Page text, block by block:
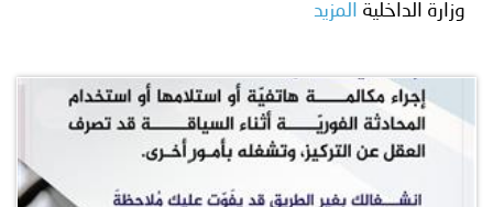
وزارة الداخلية المزيد